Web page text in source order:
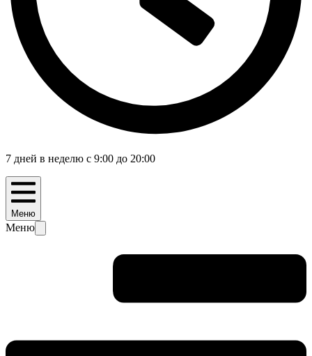
7 дней в неделю с 9:00 до 20:00
Меню
Меню